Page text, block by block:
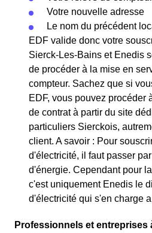
Votre nouvelle adresse
Le nom du précédent
EDF valide donc votre
Sierck-Les-Bains et Enedis
de procéder à la mise en
compteur. Sachez que si
EDF, vous pouvez procéder
de contrat à partir du site
particuliers Sierckois,
client. A savoir : Pour
d'électricité, il faut passer
d'énergie. Cependant pour
c'est uniquement Enedis le
d'électricité qui s'en charge
Professionnels et entreprises